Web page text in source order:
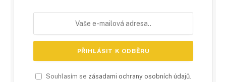
Souhlasím se zásadami ochrany osobních údajů